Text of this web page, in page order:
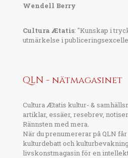
Wendell Berry
Cultura Ætatis: "Kunskap i
utmärkelse i
QLN - nätmagasinet
Cultura Ætatis kultur- &
artiklar, essäer, resebrev,
Rännsten med mera.
När du prenumererar på QLN
kulturdebatt och
livskonstmagasin för en